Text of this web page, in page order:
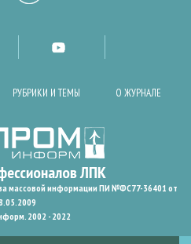
РУБРИКИ И ТЕМЫ О ЖУРНАЛЕ
массовой информации ПИ №ФС77-36401 от
2002 - 2022